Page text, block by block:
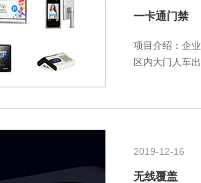
一卡通门禁
项目介绍：企
区内大门人车
2019-12-16
无线覆盖